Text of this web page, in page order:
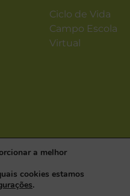
Ciclo de Vida
Campo Escola
Virtual
a melhor
cookies estamos
.